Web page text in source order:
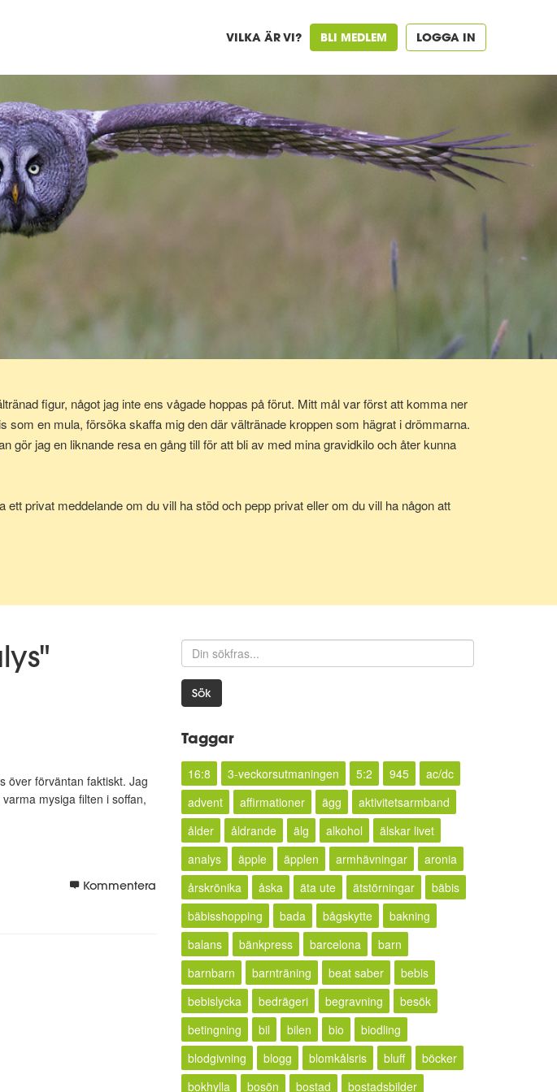
VILKA ÄR VI? BLI MEDLEM LOGGA IN
figur, något jag inte ens vågade hoppas på förut. Mitt mål var först att komma ner
som en mula, försöka skaffa mig den där vältränade kroppen som hägrat i drömmarna.
gör jag en liknande resa en gång till för att bli av med mina gravidkilo och åter kunna
privat meddelande om du vill ha stöd och pepp privat eller om du vill ha någon att
över förväntan faktiskt. Jag
mysiga filten i soffan,
Kommentera
Sök
Taggar
16:8 3-veckorsutmaningen 5:2 945
ac/dc
advent
affirmationer ägg
aktivitetsarmband
ålder
åldrande älg alkohol
älskar livet
analys
äpple äpplen armhävningar
aronia
årskrönika
åska äta ute ätstörningar
bäbis
bäbisshopping
bada bågskytte
bakning
balans
bänkpress barcelona
barn
barnbarn
barnträning beat saber
bebis
bebislycka
bedrägeri begravning
besök
betingning
bil bilen bio
biodling
blodgivning
blogg blomkålsris bluff
böcker
bokhylla
bosön bostad
bostadsbilder